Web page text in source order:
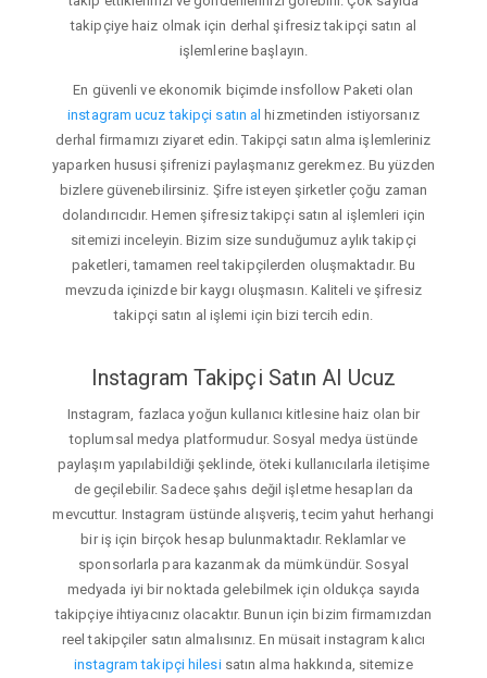
takipçiye haiz olmak için derhal şifresiz takipçi satın al
işlemlerine başlayın.
En güvenli ve ekonomik biçimde insfollow Paketi olan
instagram ucuz takipçi satın al hizmetinden istiyorsanız
derhal firmamızı ziyaret edin. Takipçi satın alma işlemleriniz
yaparken hususi şifrenizi paylaşmanız gerekmez. Bu yüzden
bizlere güvenebilirsiniz. Şifre isteyen şirketler çoğu zaman
dolandırıcıdır. Hemen şifresiz takipçi satın al işlemleri için
sitemizi inceleyin. Bizim size sunduğumuz aylık takipçi
paketleri, tamamen reel takipçilerden oluşmaktadır. Bu
mevzuda içinizde bir kaygı oluşmasın. Kaliteli ve şifresiz
takipçi satın al işlemi için bizi tercih edin.
Instagram Takipçi Satın Al Ucuz
Instagram, fazlaca yoğun kullanıcı kitlesine haiz olan bir
toplumsal medya platformudur. Sosyal medya üstünde
paylaşım yapılabildiği şeklinde, öteki kullanıcılarla iletişime
de geçilebilir. Sadece şahıs değil işletme hesapları da
mevcuttur. Instagram üstünde alışveriş, tecim yahut herhangi
bir iş için birçok hesap bulunmaktadır. Reklamlar ve
sponsorlarla para kazanmak da mümkündür. Sosyal
medyada iyi bir noktada gelebilmek için oldukça sayıda
takipçiye ihtiyacınız olacaktır. Bunun için bizim firmamızdan
reel takipçiler satın almalısınız. En müsait instagram kalıcı
instagram takipçi hilesisatın alma hakkında, sitemize